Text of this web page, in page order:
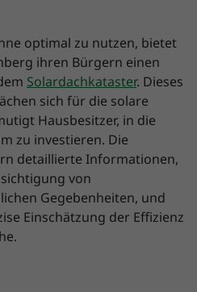
optimal zu nutzen, bietet
ihren Bürgern einen
Solardachkataster. Dieses
sich für die solare
Hausbesitzer, in die
zu investieren. Die
detaillierte Informationen,
von
Gegebenheiten, und
Einschätzung der Effizienz